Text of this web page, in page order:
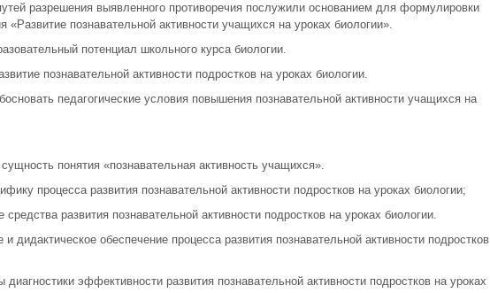
разрешения выявленного противоречия послужили основанием для формулировки
«Развитие познавательной активности учащихся на уроках биологии».
потенциал школьного курса биологии.
познавательной активности подростков на уроках биологии.
педагогические условия повышения познавательной активности учащихся на
понятия «познавательная активность учащихся».
процесса развития познавательной активности подростков на уроках биологии;
средства развития познавательной активности подростков на уроках биологии.
дидактическое обеспечение процесса развития познавательной активности подростков
диагностики эффективности развития познавательной активности подростков на уроках